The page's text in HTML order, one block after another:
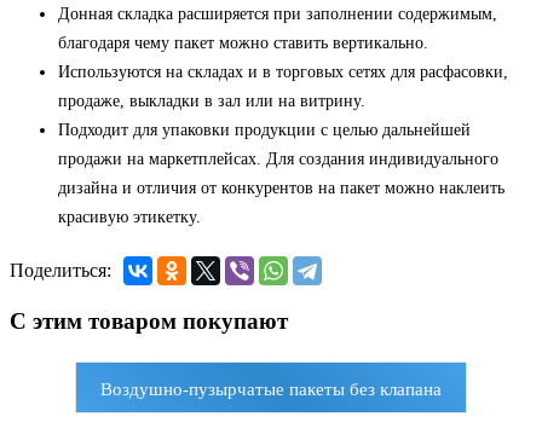
Донная складка расширяется при заполнении содержимым,
благодаря чему пакет можно ставить вертикально.
Используются на складах и в торговых сетях для расфасовки,
продаже, выкладки в зал или на витрину.
Подходит для упаковки продукции с целью дальнейшей
продажи на маркетплейсах. Для создания индивидуального
дизайна и отличия от конкурентов на пакет можно наклеить
красивую этикетку.
Поделиться:
С этим товаром покупают
Воздушно-пузырчатые пакеты без клапана